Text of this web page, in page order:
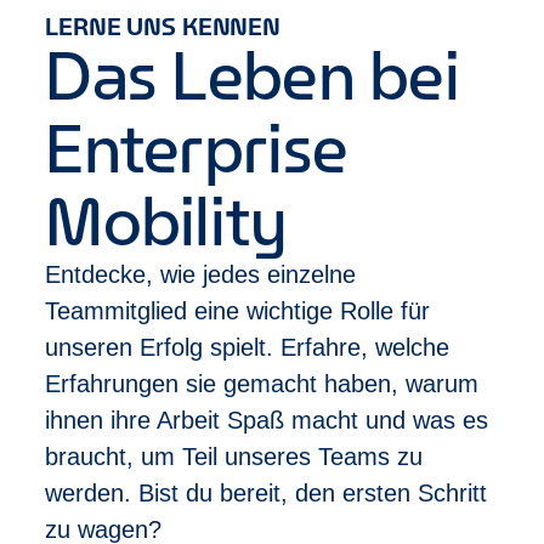
Ausbildung mit einschlägiger Berufserfahrung
Bei uns zählt Leistung – und die wird gesehen:
Abschluss des Trainee-Programms nach
durchschnittlich 10 Monaten
Im Anschluss erste Beförderung zum
Management Assistant
Schneller Aufstieg möglich zur Filialleitung in
unter 2 Jahren
Vielfältige Karrierewege, z. B. in unser Sales
Team, HR oder Risikomanagement
Was wir dir bieten
Sicherheit und Stabilität durch ein international
erfolgreiches Unternehmen
Klare Karriereperspektiven und echte
Aufstiegschancen
Individuelle Trainings, Coachings und Mentoring,
LERNE UNS KENNEN
Das Leben bei
Enterprise
Mobility
Entdecke, wie jedes einzelne
Teammitglied eine wichtige Rolle für
unseren Erfolg spielt. Erfahre, welche
Erfahrungen sie gemacht haben, warum
ihnen ihre Arbeit Spaß macht und was es
braucht, um Teil unseres Teams zu
werden. Bist du bereit, den ersten Schritt
zu wagen?